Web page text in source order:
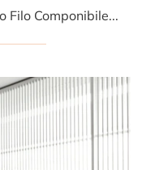
Clicca e scopri di più sul comodino Filo Componibile Cassettiera: Comodini e cassettiere di Sangiacomo sono ideali per spazi moderni.